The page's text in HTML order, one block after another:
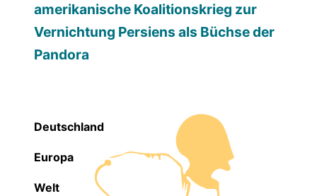
amerikanische Koalitionskrieg zur
Vernichtung Persiens als Büchse der
Pandora
Deutschland
Europa
Welt